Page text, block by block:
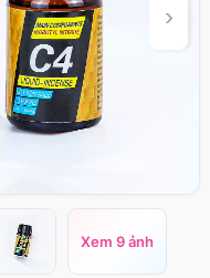
Xem 9 ảnh